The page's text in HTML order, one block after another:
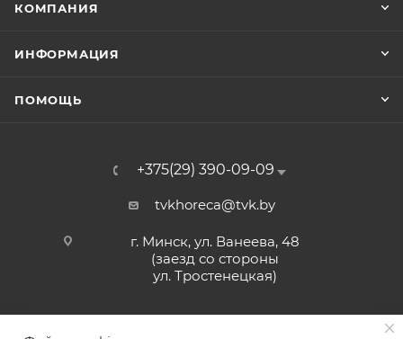
КОМПАНИЯ
ИНФОРМАЦИЯ
ПОМОЩЬ
+375(29) 390-09-09
tvkhoreca@tvk.by
г. Минск, ул. Ванеева, 48
(заезд со стороны
ул. Тростенецкая)